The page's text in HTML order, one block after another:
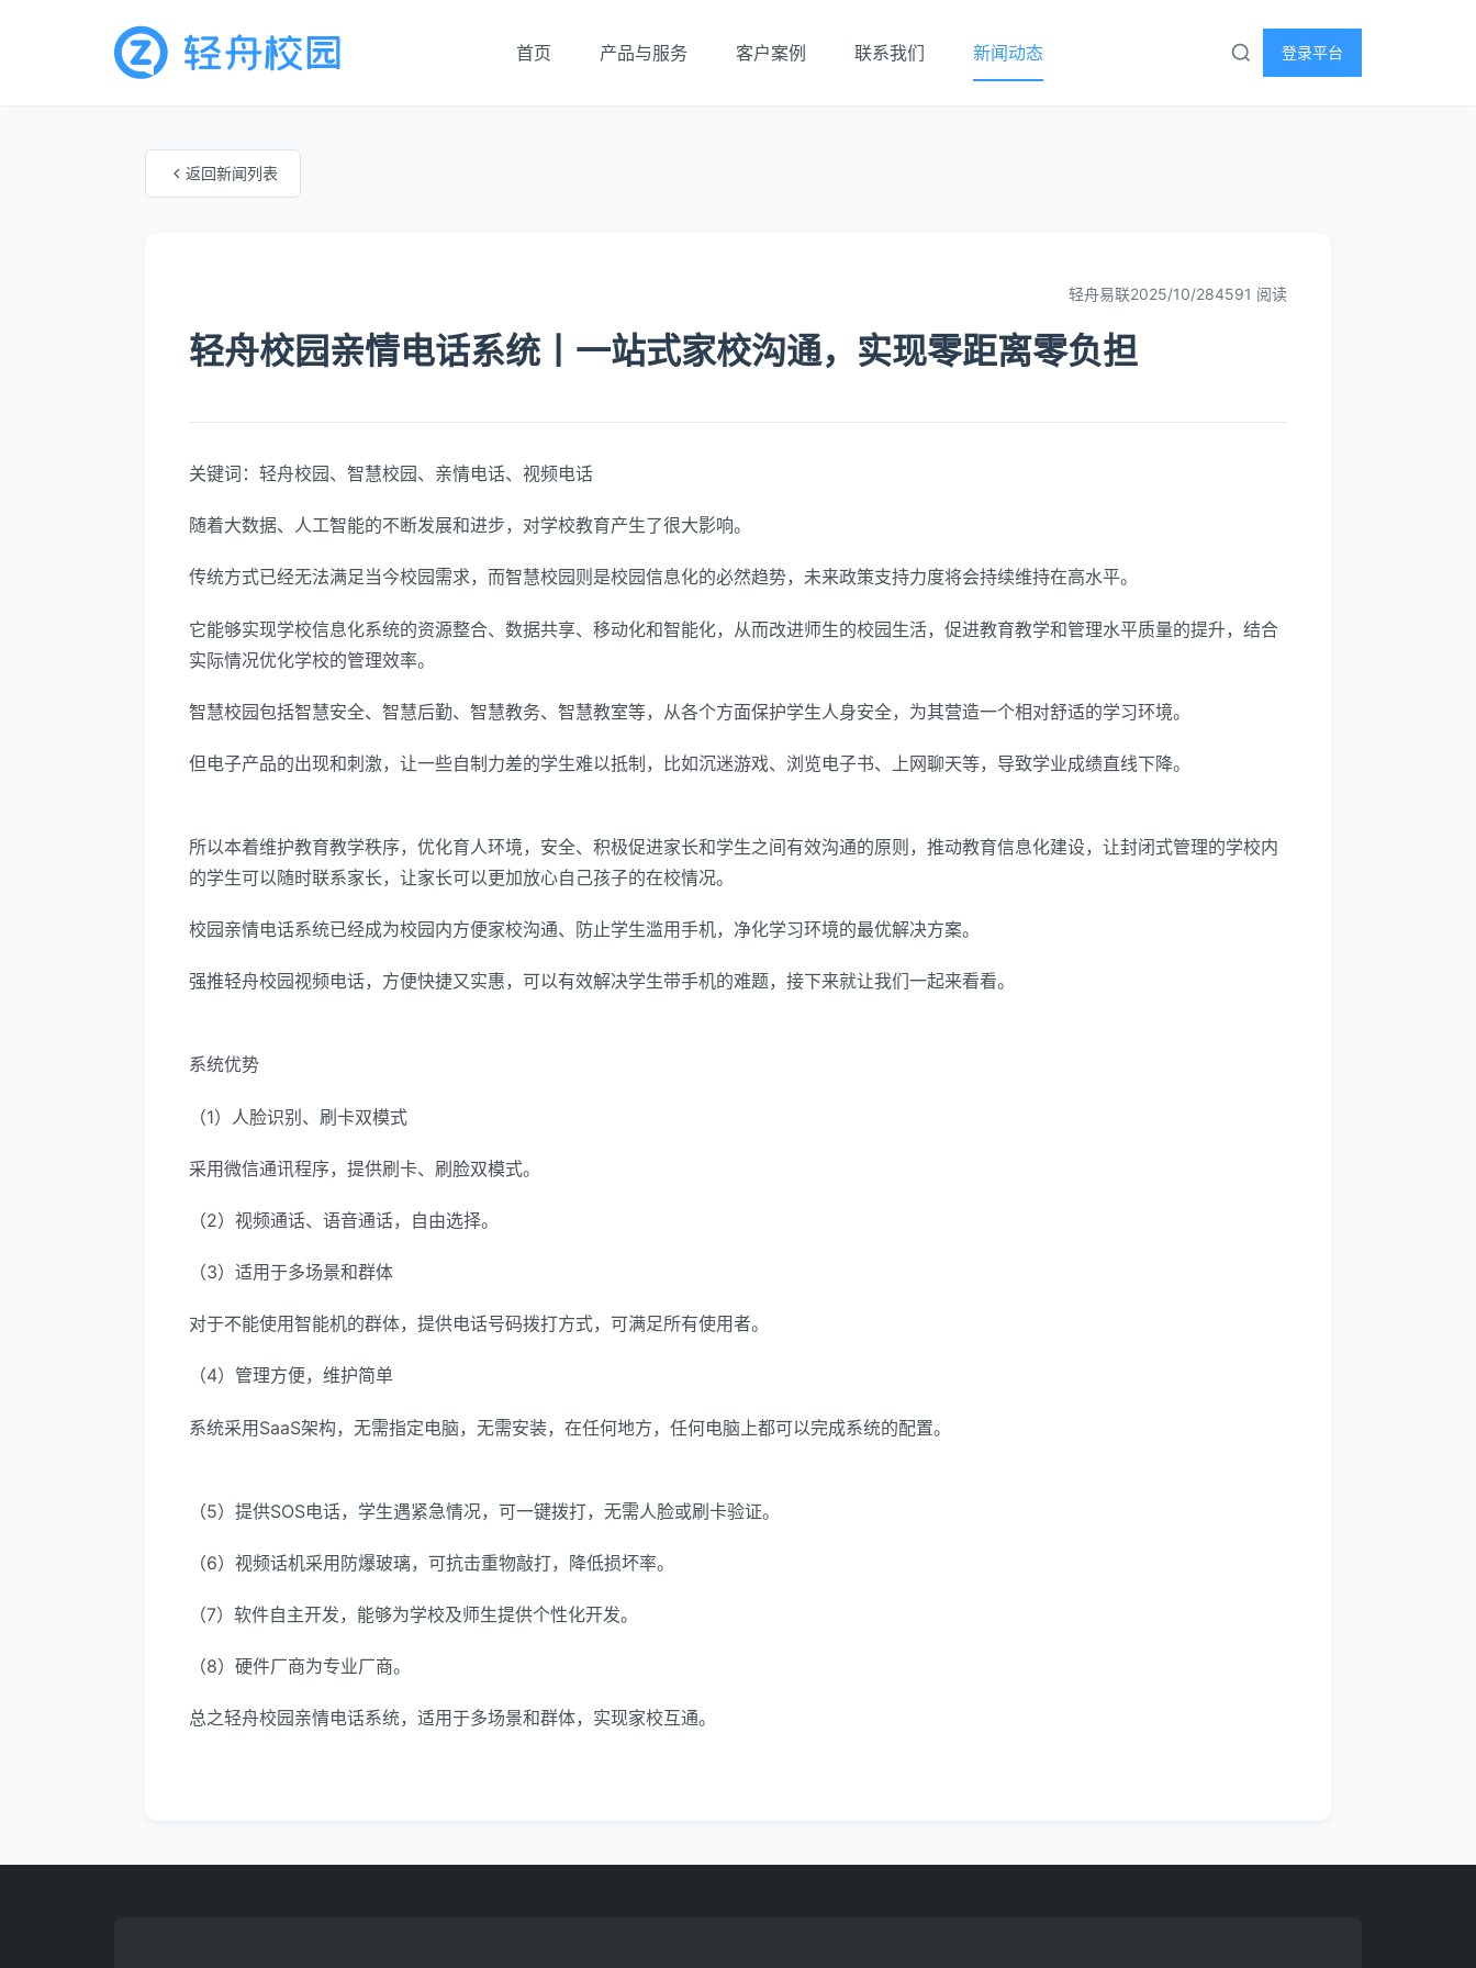
首页 产品与服务 客户案例 联系我们 新闻动态 登录平台
返回新闻列表
轻舟易联2025/10/284591 阅读
轻舟校园亲情电话系统丨一站式家校沟通，实现零距离零负担
关键词：轻舟校园、智慧校园、亲情电话、视频电话
随着大数据、人工智能的不断发展和进步，对学校教育产生了很大影响。
传统方式已经无法满足当今校园需求，而智慧校园则是校园信息化的必然趋势，未来政策支持力度将会持续维持在高水平。
它能够实现学校信息化系统的资源整合、数据共享、移动化和智能化，从而改进师生的校园生活，促进教育教学和管理水平质量的提升，结合
实际情况优化学校的管理效率。
智慧校园包括智慧安全、智慧后勤、智慧教务、智慧教室等，从各个方面保护学生人身安全，为其营造一个相对舒适的学习环境。
但电子产品的出现和刺激，让一些自制力差的学生难以抵制，比如沉迷游戏、浏览电子书、上网聊天等，导致学业成绩直线下降。
所以本着维护教育教学秩序，优化育人环境，安全、积极促进家长和学生之间有效沟通的原则，推动教育信息化建设，让封闭式管理的学校内
的学生可以随时联系家长，让家长可以更加放心自己孩子的在校情况。
校园亲情电话系统已经成为校园内方便家校沟通、防止学生滥用手机，净化学习环境的最优解决方案。
强推轻舟校园视频电话，方便快捷又实惠，可以有效解决学生带手机的难题，接下来就让我们一起来看看。
系统优势
（1）人脸识别、刷卡双模式
采用微信通讯程序，提供刷卡、刷脸双模式。
（2）视频通话、语音通话，自由选择。
（3）适用于多场景和群体
对于不能使用智能机的群体，提供电话号码拨打方式，可满足所有使用者。
（4）管理方便，维护简单
系统采用SaaS架构，无需指定电脑，无需安装，在任何地方，任何电脑上都可以完成系统的配置。
（5）提供SOS电话，学生遇紧急情况，可一键拨打，无需人脸或刷卡验证。
（6）视频话机采用防爆玻璃，可抗击重物敲打，降低损坏率。
（7）软件自主开发，能够为学校及师生提供个性化开发。
（8）硬件厂商为专业厂商。
总之轻舟校园亲情电话系统，适用于多场景和群体，实现家校互通。